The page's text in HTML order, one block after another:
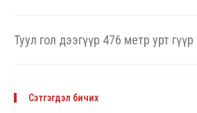
Туул гол дээгүүр 476 метр урт
Сэтгэгдэл бичих